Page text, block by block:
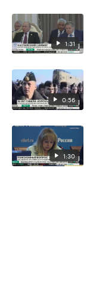
1:31
0:56
1:30